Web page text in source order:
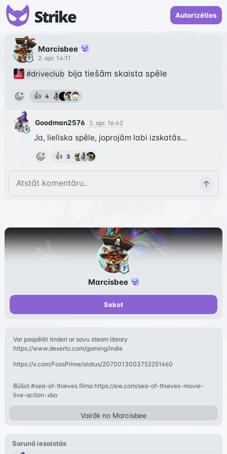
Autorizēties
Marcisbee
2. apr. 14:11
#driveclub bija tiešām skaista spēle
👍 4
Goodman2576 2. apr. 16:42
Ja, lieliska spēle, joprojām labi izskatās...
👍 3
Marcisbee
Sekot
Var paspēlēt tinderi ar savu steam library
https://www.dexerto.com/gaming/indie
https://x.com/FossPrime/status/2070013003752251660
Būšot #sea-of-thieves filma https://ew.com/sea-of-thieves-movie-
live-action-xbo
Vairāk no Marcisbee
Sarunā iesaistās